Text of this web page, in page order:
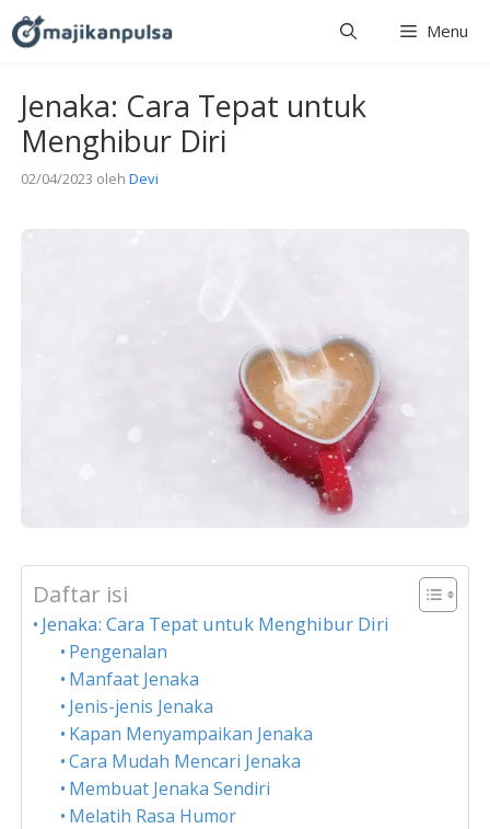
Langsung
ke
Menu
Jenaka: Cara Tepat untuk
Menghibur Diri
02/04/2023 oleh Devi
Daftar isi
Jenaka: Cara Tepat untuk Menghibur Diri
Pengenalan
Manfaat Jenaka
Jenis-jenis Jenaka
Kapan Menyampaikan Jenaka
Cara Mudah Mencari Jenaka
Membuat Jenaka Sendiri
Melatih Rasa Humor